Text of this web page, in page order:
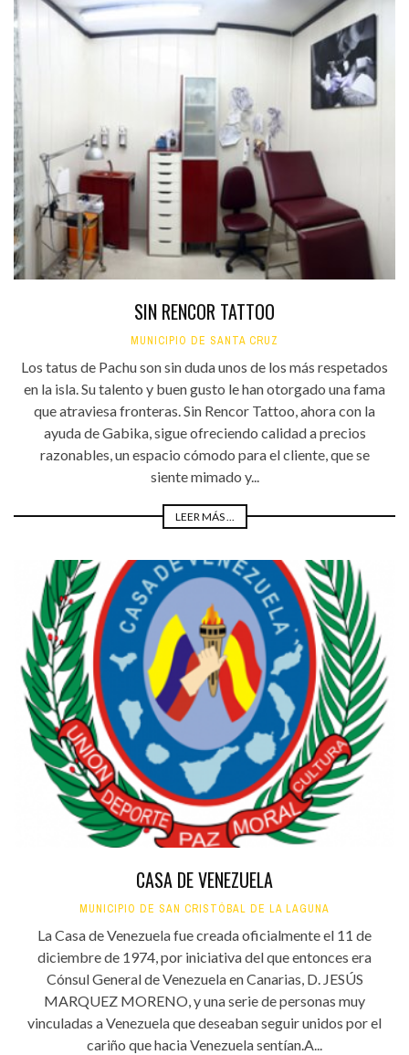
SIN RENCOR TATTOO
MUNICIPIO DE SANTA CRUZ
Los tatus de Pachu son sin duda unos de los más respetados
en la isla. Su talento y buen gusto le han otorgado una fama
que atraviesa fronteras. Sin Rencor Tattoo, ahora con la
ayuda de Gabika, sigue ofreciendo calidad a precios
razonables, un espacio cómodo para el cliente, que se
siente mimado y...
LEER MÁS ...
CASA DE VENEZUELA
MUNICIPIO DE SAN CRISTÓBAL DE LA LAGUNA
La Casa de Venezuela fue creada oficialmente el 11 de
diciembre de 1974, por iniciativa del que entonces era
Cónsul General de Venezuela en Canarias, D. JESÚS
MARQUEZ MORENO, y una serie de personas muy
vinculadas a Venezuela que deseaban seguir unidos por el
cariño que hacia Venezuela sentían.A...